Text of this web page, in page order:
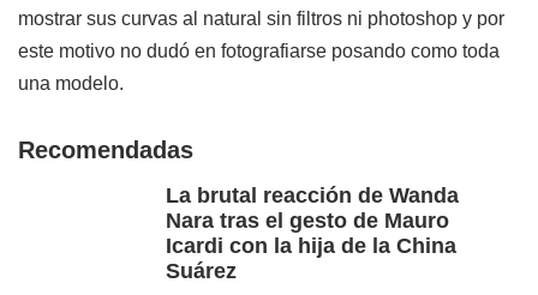
mostrar sus curvas al natural sin filtros ni photoshop y por
este motivo no dudó en fotografiarse posando como toda
una modelo.
Recomendadas
La brutal reacción de Wanda
Nara tras el gesto de Mauro
Icardi con la hija de la China
Suárez